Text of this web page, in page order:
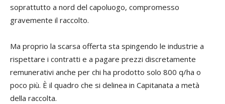
soprattutto a nord del capoluogo, compromesso
gravemente il raccolto.
Ma proprio la scarsa offerta sta spingendo le industrie a
rispettare i contratti e a pagare prezzi discretamente
remunerativi anche per chi ha prodotto solo 800 q/ha o
poco più. È il quadro che si delinea in Capitanata a metà
della raccolta.